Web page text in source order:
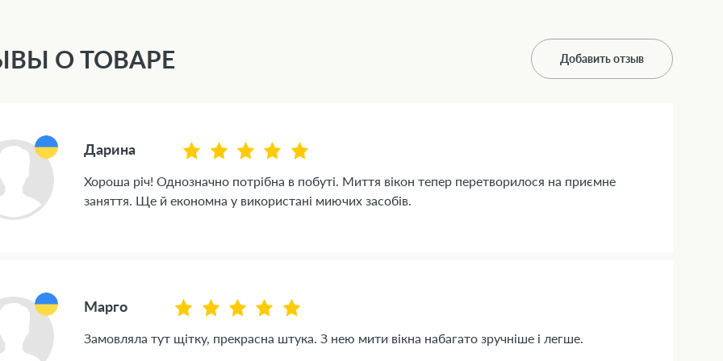
О ТОВАРЕ Добавить отзыв
Дарина
Хороша річ! Однозначно потрібна в побуті. Миття вікон тепер перетворилося на приємне
заняття. Ще й економна у використані миючих засобів.
Марго
Замовляла тут щітку, прекрасна штука. З нею мити вікна набагато зручніше і легше.